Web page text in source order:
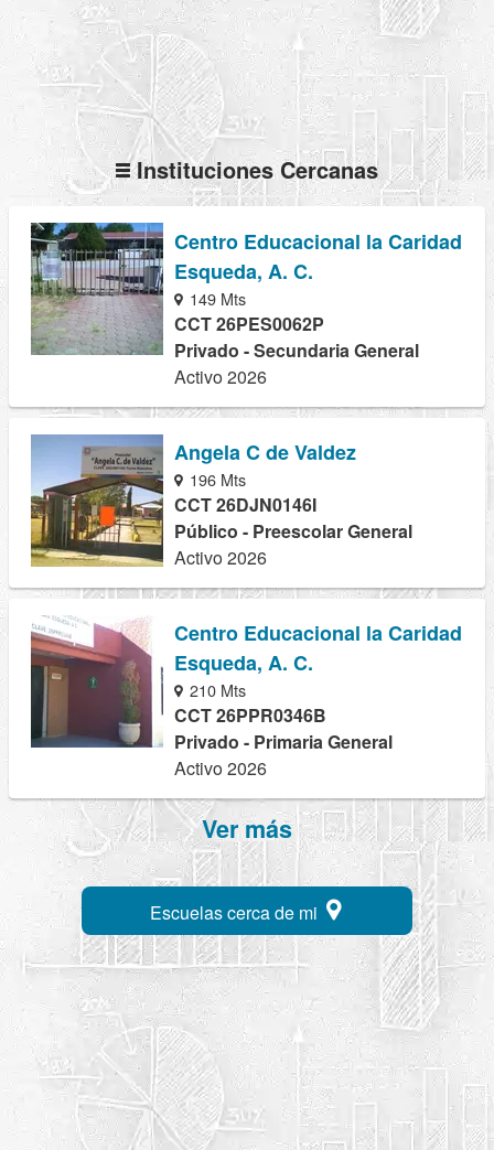
Instituciones Cercanas
Centro Educacional la Caridad
Esqueda, A. C.
149 Mts
CCT 26PES0062P
Privado - Secundaria General
Activo 2026
Angela C de Valdez
196 Mts
CCT 26DJN0146I
Público - Preescolar General
Activo 2026
Centro Educacional la Caridad
Esqueda, A. C.
210 Mts
CCT 26PPR0346B
Privado - Primaria General
Activo 2026
Ver más
Escuelas cerca de mi